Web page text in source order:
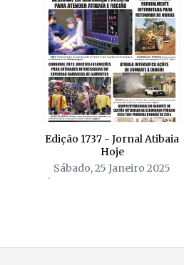
Edição 1737 - Jornal Atibaia
Hoje
Sábado, 25 Janeiro 2025